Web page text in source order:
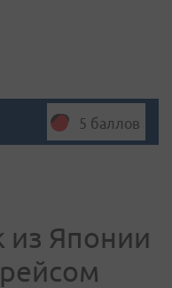
5 баллов
из Японии